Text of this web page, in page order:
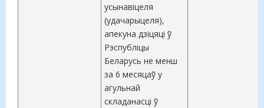
усынавіцеля
(удачарыцеля),
апекуна дзіцяці ў
Рэспубліцы
Беларусь не менш
за 6 месяцаў у
агульнай
складанасці ў